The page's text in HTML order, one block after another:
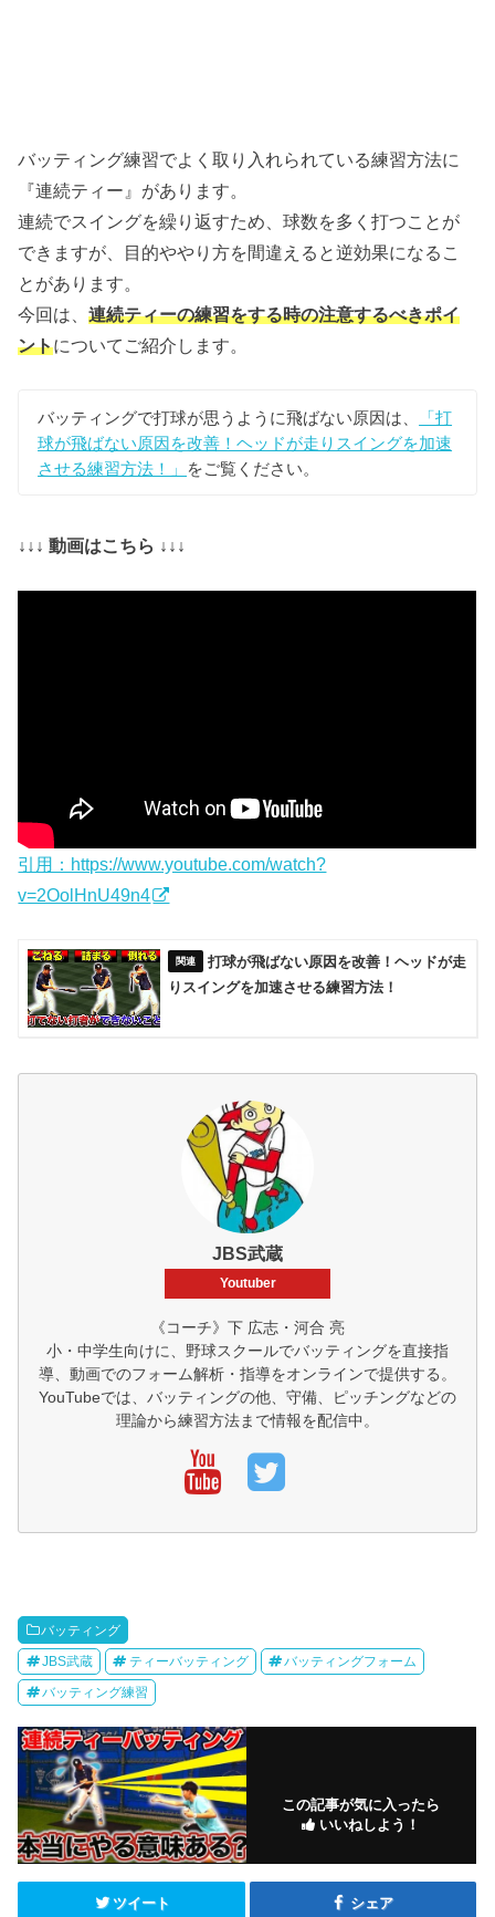
バッティング練習でよく取り入れられている練習方法に
『連続ティー』があります。
連続でスイングを繰り返すため、球数を多く打つことが
できますが、目的ややり方を間違えると逆効果になるこ
とがあります。
今回は、連続ティーの練習をする時の注意するべきポイ
ントについてご紹介します。
バッティングで打球が思うように飛ばない原因は、
「打
球が飛ばない原因を改善！ヘッドが走りスイングを加速
させる練習方法！」
をご覧ください。
↓↓↓ 動画はこちら ↓↓↓
引用：https://www.youtube.com/watch?
v=2OolHnU49n4
打球が飛ばない原因を改善！ヘッドが走
りスイングを加速させる練習方法！
JBS武蔵
Youtuber
《コーチ》下 広志・河合 亮
小・中学生向けに、野球スクールでバッティングを直接指
導、動画でのフォーム解析・指導をオンラインで提供する。
YouTubeでは、バッティングの他、守備、ピッチングなどの
理論から練習方法まで情報を配信中。
バッティング
JBS武蔵 ティーバッティング バッティングフォーム
バッティング練習
この記事が気に入ったら
いいねしよう！
ツイート シェア